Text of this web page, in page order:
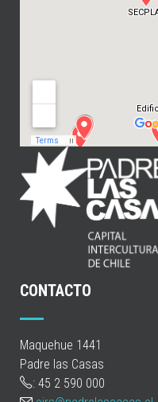
CONTACTO
Maquehue 1441
Padre las Casas
: 45 2 590 000